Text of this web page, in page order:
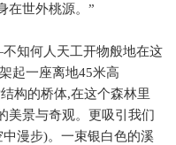
在世外桃源。”
知何人天工开物般地在这
起一座离地45米高
构的桥体,在这个森林里
美景与奇观。更吸引我们
中漫步)。一束银白色的溪